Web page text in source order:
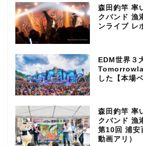
森田釣竿 率
クバンド 漁
ンライブ レ
EDM世界３
した【本場
森田釣竿 率
クバンド 漁
第10回 浦安
動画アリ）